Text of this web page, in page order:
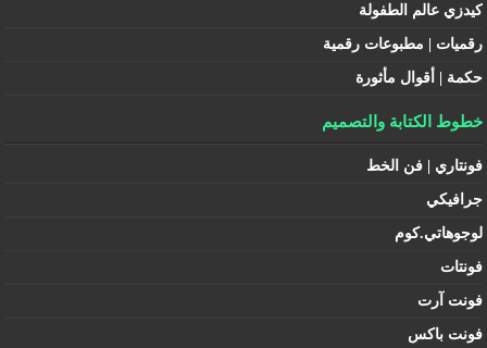
كيدزي عالم الطفولة
رقميات | مطبوعات رقمية
حكمة | أقوال مأثورة
خطوط الكتابة والتصميم
فونتاري | فن الخط
جرافيكي
لوجوهاتي.كوم
فونتات
فونت آرت
فونت باكس